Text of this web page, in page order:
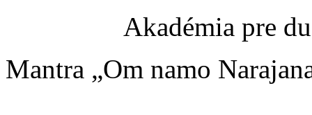
Akadémia pre
Mantra „Om namo